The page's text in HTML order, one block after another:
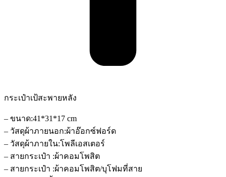
กระเป๋าเป้สะพายหลัง
– ขนาด:41*31*17 cm
– วัสดุผ้าภายนอก:ผ้าอ๊อกซ์ฟอร์ด
– วัสดุผ้าภายใน:โพลีเอสเตอร์
– สายกระเป๋า :ผ้าคอมโพสิต
– สายกระเป๋า :ผ้าคอมโพสิต/บุโฟมที่สาย